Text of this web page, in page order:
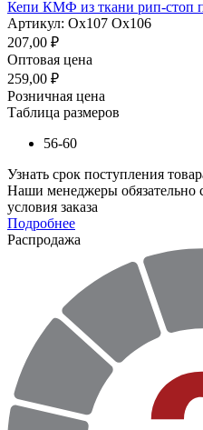
Кепи КМФ из ткани рип-стоп
Артикул: Ох107 Ох106
207,00 ₽
Оптовая цена
259,00 ₽
Розничная цена
Таблица размеров
56-60
Узнать срок поступления
Наши менеджеры обязательно
условия заказа
Подробнее
Распродажа